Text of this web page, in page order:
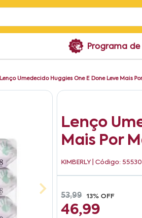
Programa
Lenço Umedecido Huggies One E Done Leve Mais
Lenço
Mais Por
KIMBERLY | Código:
53,99 13% OFF
46,99